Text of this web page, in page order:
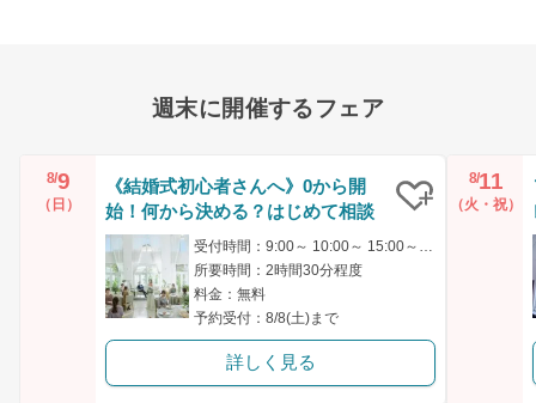
週末に開催するフェア
8/9
（日）
《結婚式初心者さんへ》0から開
始！何から決める？はじめて相談
受付時間：9:00～ 10:00～ 15:00～ 16:00～
所要時間：2時間30分程度
料金：無料
予約受付：8/8(土)まで
詳しく見る
8/11
（火・祝）